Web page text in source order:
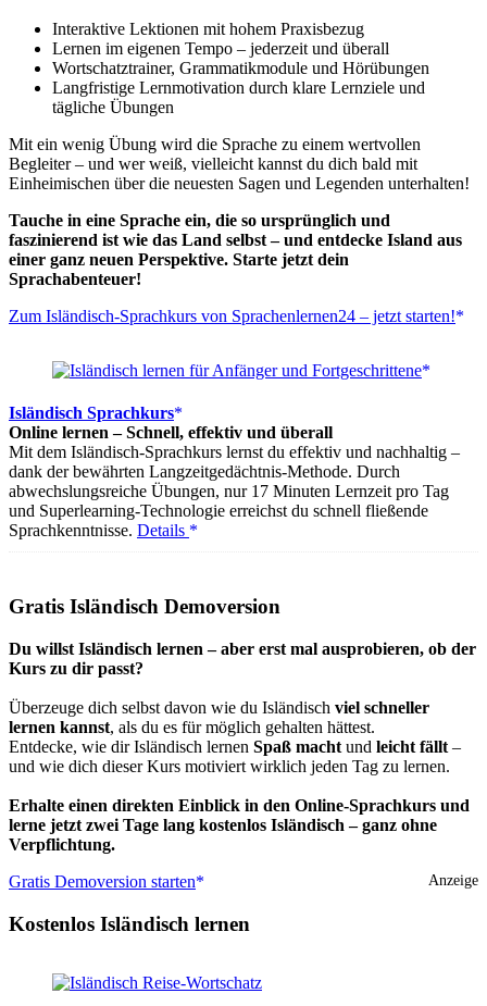
Interaktive Lektionen mit hohem Praxisbezug
Lernen im eigenen Tempo – jederzeit und überall
Wortschatztrainer, Grammatikmodule und Hörübungen
Langfristige Lernmotivation durch klare Lernziele und
tägliche Übungen
Mit ein wenig Übung wird die Sprache zu einem wertvollen
Begleiter – und wer weiß, vielleicht kannst du dich bald mit
Einheimischen über die neuesten Sagen und Legenden unterhalten!
Tauche in eine Sprache ein, die so ursprünglich und
faszinierend ist wie das Land selbst – und entdecke Island aus
einer ganz neuen Perspektive. Starte jetzt dein
Sprachabenteuer!
Zum Isländisch-Sprachkurs von Sprachenlernen24 – jetzt starten!
Isländisch Sprachkurs
Online lernen – Schnell, effektiv und überall
Mit dem Isländisch-Sprachkurs lernst du effektiv und nachhaltig –
dank der bewährten Langzeitgedächtnis-Methode. Durch
abwechslungsreiche Übungen, nur 17 Minuten Lernzeit pro Tag
und Superlearning-Technologie erreichst du schnell fließende
Sprachkenntnisse. Details
Gratis Isländisch Demoversion
Du willst Isländisch lernen – aber erst mal ausprobieren, ob der
Kurs zu dir passt?
Überzeuge dich selbst davon wie du Isländisch viel schneller
lernen kannst, als du es für möglich gehalten hättest.
Entdecke, wie dir Isländisch lernen Spaß macht und leicht fällt –
und wie dich dieser Kurs motiviert wirklich jeden Tag zu lernen.
Erhalte einen direkten Einblick in den Online-Sprachkurs und
lerne jetzt zwei Tage lang kostenlos Isländisch – ganz ohne
Verpflichtung.
Gratis Demoversion starten
Anzeige
Kostenlos Isländisch lernen